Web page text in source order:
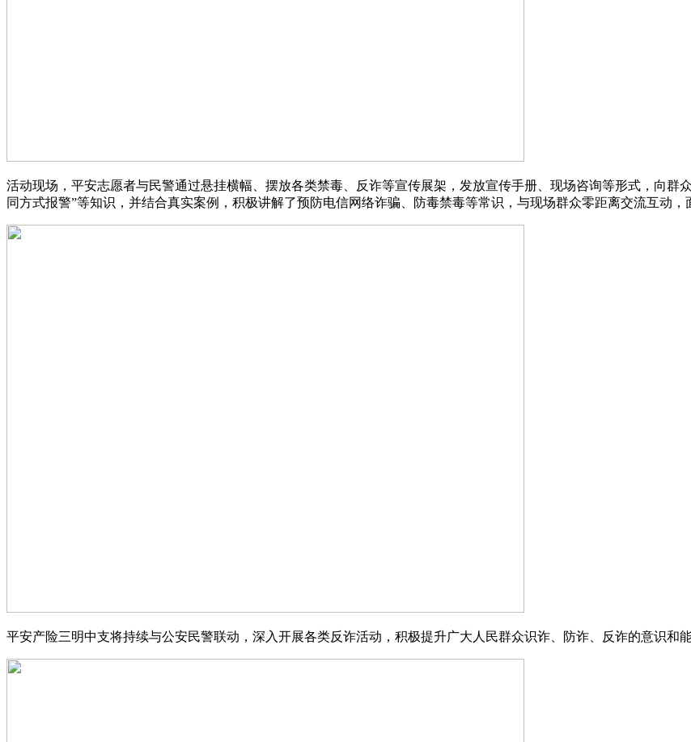
活动现场，平安志愿者与民警通过悬挂横幅、摆放各类禁毒、反诈等宣传展架，发放宣传手册、现场咨询等形式，向群
同方式报警”等知识，并结合真实案例，积极讲解了预防电信网络诈骗、防毒禁毒等常识，与现场群众零距离交流互动
平安产险三明中支将持续与公安民警联动，深入开展各类反诈活动，积极提升广大人民群众识诈、防诈、反诈的意识和